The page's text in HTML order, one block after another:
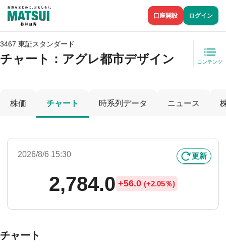
口座開設 ログイン
3467 東証スタンダード
チャート： アグレ都市デザイン コンテンツ
株価 チャート 時系列データ ニュース
2026/8/6 15:30 更新
2,784.0 +56.0 (+2.05％)
チャート